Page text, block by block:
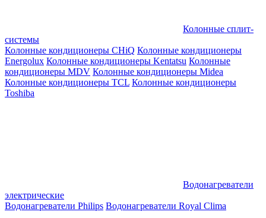
Колонные сплит-
системы
Колонные кондиционеры CHiQ Колонные кондиционеры
Energolux Колонные кондиционеры Kentatsu Колонные
кондиционеры MDV Колонные кондиционеры Midea
Колонные кондиционеры TCL Колонные кондиционеры
Toshiba
Водонагреватели
электрические
Водонагреватели Philips Водонагреватели Royal Clima